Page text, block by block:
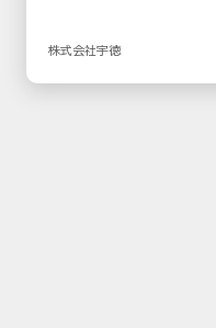
株式会社宇徳